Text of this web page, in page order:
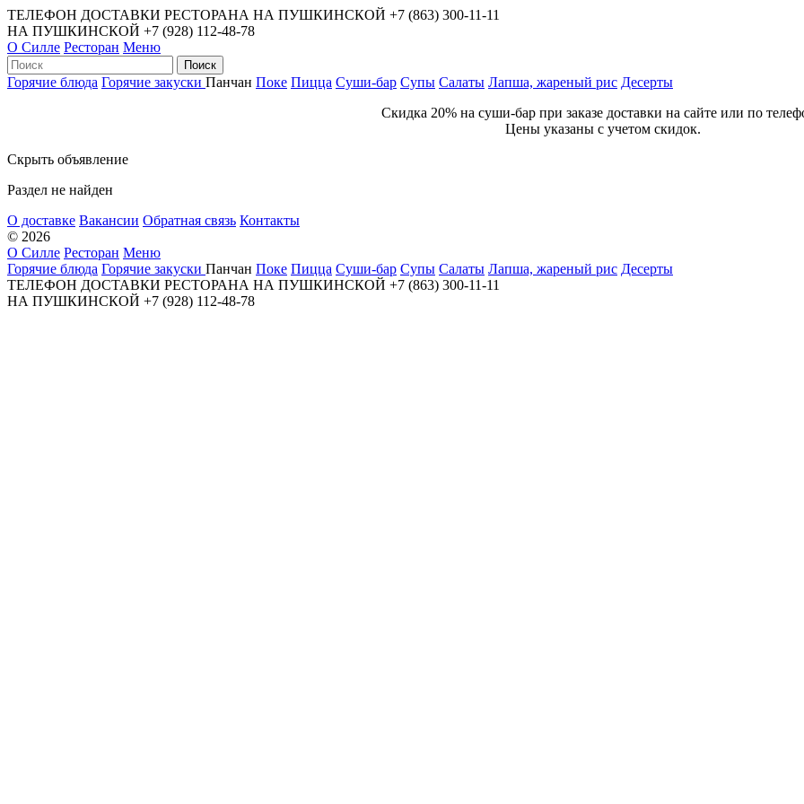
ТЕЛЕФОН ДОСТАВКИ РЕСТОРАНА НА ПУШКИНСКОЙ +7 (863) 300-11-11
НА ПУШКИНСКОЙ +7 (928) 112-48-78
О Силле Ресторан Меню
Горячие блюда Горячие закуски Панчан Поке Пицца Суши-бар Супы Салаты Лапша, жареный рис Десерты
Скидка 20% на суши-бар при заказе доставки на сайте или по
Цены указаны с учетом скидок.
Скрыть объявление
Раздел не найден
О доставке Вакансии Обратная связь Контакты
© 2026
О Силле Ресторан Меню
Горячие блюда Горячие закуски Панчан Поке Пицца Суши-бар Супы Салаты Лапша, жареный рис Десерты
ТЕЛЕФОН ДОСТАВКИ РЕСТОРАНА НА ПУШКИНСКОЙ +7 (863) 300-11-11
НА ПУШКИНСКОЙ +7 (928) 112-48-78